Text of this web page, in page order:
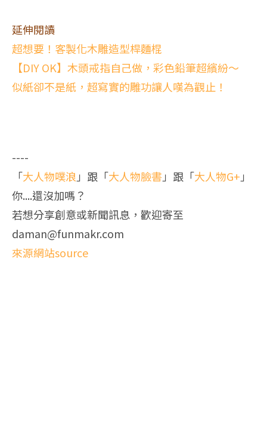
延伸閱讀
超想要！客製化木雕造型桿麵棍
【DIY OK】木頭戒指自己做，彩色鉛筆超繽紛～
似紙卻不是紙，超寫實的雕功讓人嘆為觀止！
----
「大人物噗浪」跟「大人物臉書」跟「大人物G+」
你....還沒加嗎？
若想分享創意或新聞訊息，歡迎寄至
daman@funmakr.com
來源網站source